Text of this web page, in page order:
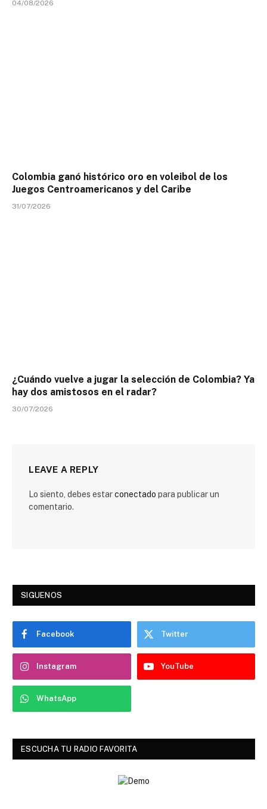
04/08/2026
Colombia ganó histórico oro en voleibol de los
Juegos Centroamericanos y del Caribe
31/07/2026
¿Cuándo vuelve a jugar la selección de Colombia? Ya
hay dos amistosos en el radar?
30/07/2026
LEAVE A REPLY
Lo siento, debes estarconectado para publicar un
comentario.
SIGUENOS
Facebook Twitter
Instagram YouTube
WhatsApp
ESCUCHA TU RADIO FAVORITA